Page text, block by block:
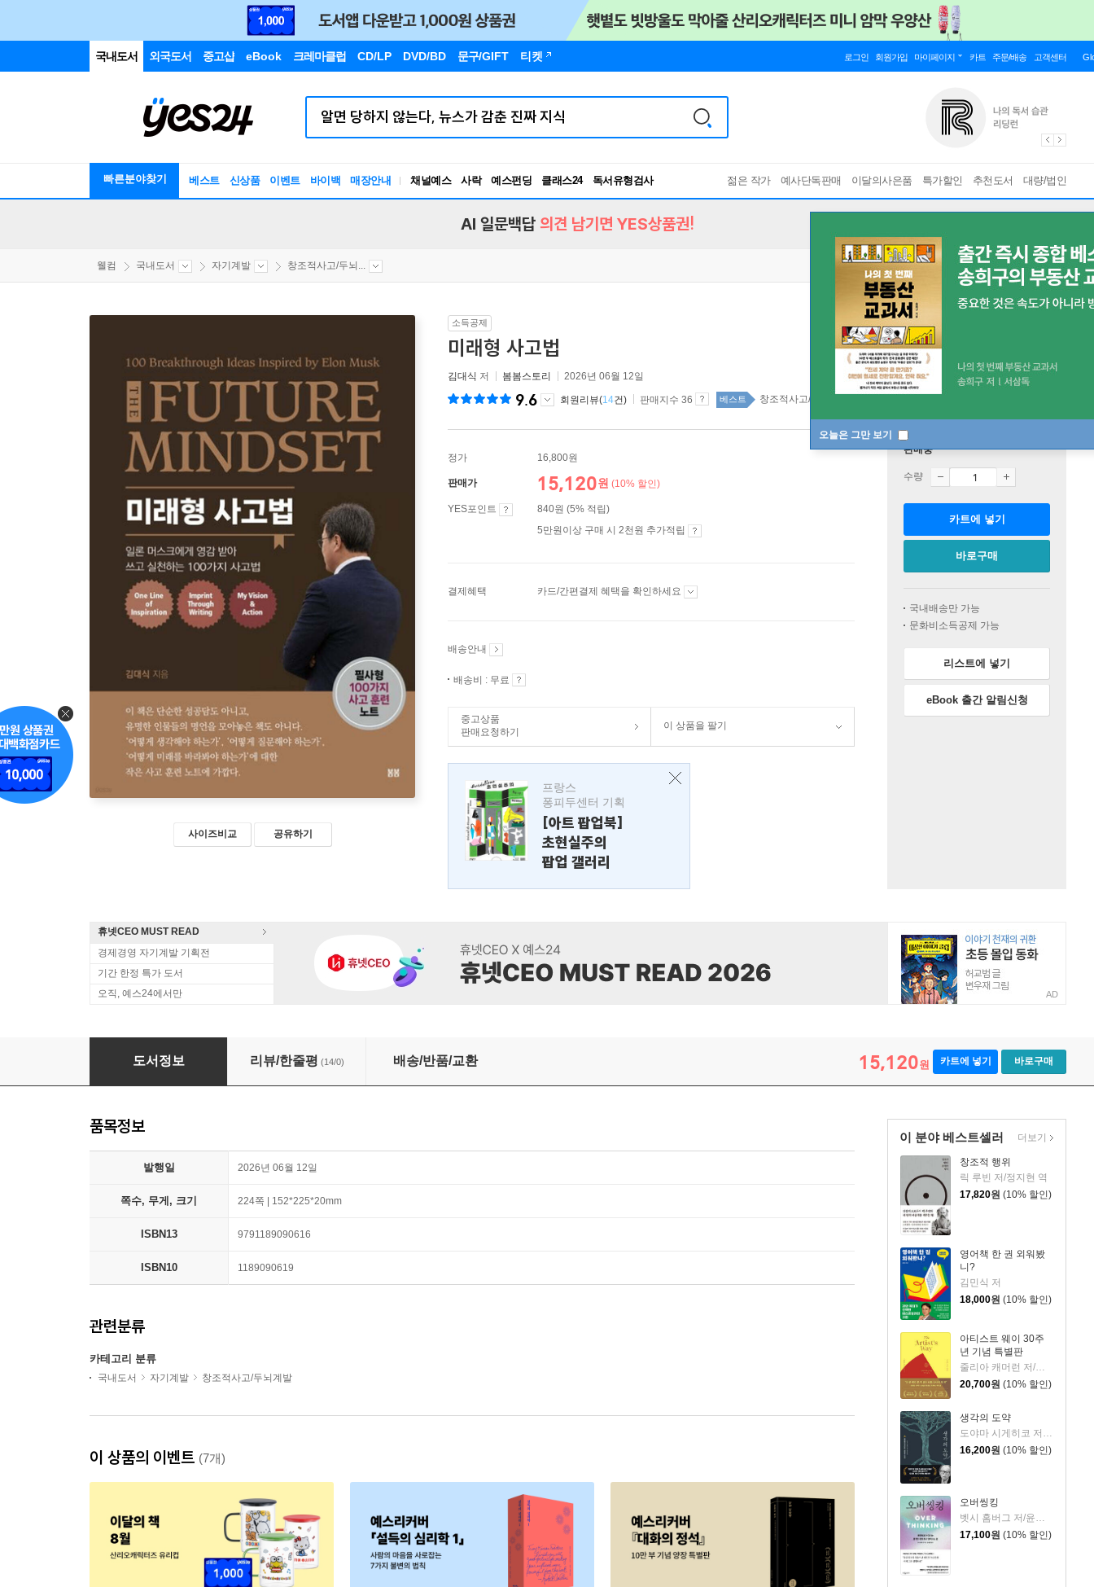
국내도서 외국도서 중고샵 eBook 크레마클럽 CD/LP DVD/BD 문구/GIFT 티켓 로그인 회원가입 마이페이지 카트 주문/배송 고객센터
빠른분야찾기 베스트 신상품 이벤트 바이백 매장안내 채널예스 사락 예스펀딩 클래스24
독서유형검사
RBTI Lab
젊은 작가 예사단독판매 이달의사은품 특가할인 추천도서 대량/법인
오늘은 그만 보기
AI 일문백답 의견 남기면 YES상품권!
웰컴 국내도서 자기계발 창조적사고/두뇌...
사이즈비교 공유하기
소득공제
미래형 사고법
김대식 저 봄봄스토리 2026년 06월 12일
9.6 회원리뷰(14건) 판매지수 36 베스트 창조적사고/두뇌계발 top100 2주
정가 16,800원
판매가 15,120원 (10% 할인)
YES포인트
840원 (5% 적립)
5만원이상 구매 시 2천원 추가적립
결제혜택 카드/간편결제 혜택을 확인하세요
배송안내
배송비 : 무료
중고상품
판매요청하기
이 상품을 팔기
프랑스
퐁피두센터 기획
[아트 팝업북]
초현실주의
팝업 갤러리
판매중
수량
카트에 넣기
바로구매
국내배송만 가능
문화비소득공제 가능
리스트에 넣기
eBook 출간 알림신청
휴넷CEO MUST READ
경제경영 자기계발 기획전
기간 한정 특가 도서
오직, 예스24에서만
AD
미래형 사고법
도서정보 리뷰/한줄평 (14/0) 배송/반품/교환 15,120원 카트에 넣기 바로구매
이 분야 베스트셀러
창조적 행위
릭 루빈 저/정지현 역
17,820원 (10% 할인)
영어책 한 권 외워봤
니?
김민식 저
18,000원 (10% 할인)
아티스트 웨이 30주
년 기념 특별판
20,700원 (10% 할인)
생각의 도약
도야마 시게히코 저/전경아 역
16,200원 (10% 할인)
오버씽킹
17,100원 (10% 할인)
더보기
품목정보
발행일 2026년 06월 12일
쪽수, 무게, 크기 224쪽 | 152*225*20mm
ISBN13 9791189090616
ISBN10 1189090619
관련분류
카테고리 분류
국내도서 자기계발 창조적사고/두뇌계발
이 상품의 이벤트 (7개)